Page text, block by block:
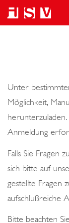
Unter
Möglichkeit,
Anmeldung
Falls Sie Fragen
sich bitte auf
gestellte Fragen
aufschlußreiche
Bitte beachten